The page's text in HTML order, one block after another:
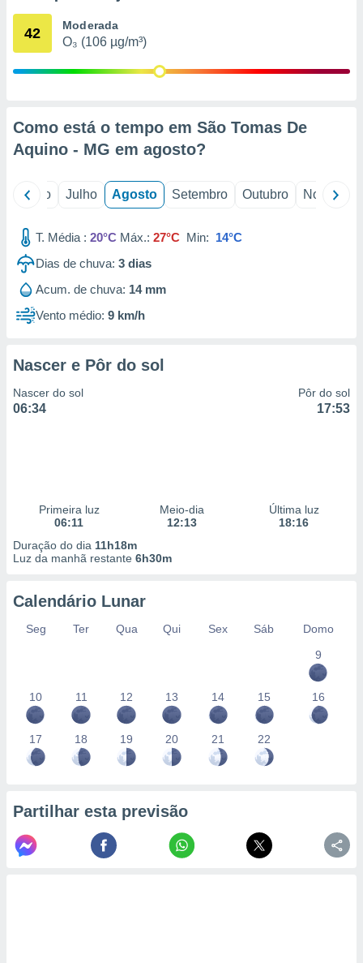
através
1199
42 Moderada
O₃ (106 µg/m³)
Como está o tempo em São Tomas De
Aquino - MG em agosto?
Junho Julho Agosto Setembro Outubro Novembro
T. Média : 20°C Máx.: 27°C Min: 14°C
Dias de chuva: 3 dias
Acum. de chuva: 14 mm
Vento médio: 9 km/h
Nascer e Pôr do sol
Nascer do sol
06:34
Pôr do sol
17:53
Primeira luz
06:11
Meio-dia
12:13
Última luz
18:16
Duração do dia 11h18m
Luz da manhã restante 6h30m
Calendário Lunar
Seg Ter Qua Qui Sex Sáb
Domo
9
10 11 12 13 14 15 16
17 18 19 20 21 22
Partilhar esta previsão